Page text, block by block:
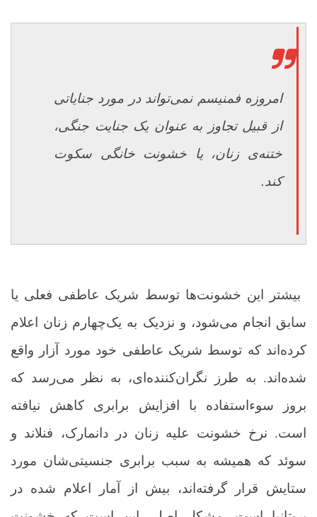
امروزه فمنیسم نمی‌تواند در مورد جنایاتی
از قبیل تجاوز به عنوان یک جنایت جنگی،
ختنه‌ی زنان، یا خشونت خانگی سکوت
کند.
بیشتر این خشونت‌ها توسط شریک عاطفی فعلی یا
سابق انجام می‌شود، و نزدیک به یک‌چهارم زنان اعلام
کرده‌اند که توسط شریک عاطفی خود مورد آزار واقع
شده‌اند. به طرز نگران‌کننده‌ای، به نظر می‌رسد که
بروز سوءاستفاده با افزایش برابری کاهش نیافته
است. نرخ خشونت علیه زنان در دانمارک، فنلاند و
سوئد که همیشه به سبب برابری جنسیتی‌شان مورد
ستایش قرار گرفته‌اند، بیش از آمار اعلام شده در